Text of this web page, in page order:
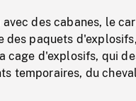
des cabanes, le
paquets
cage d'explosifs, qui
temporaires, du